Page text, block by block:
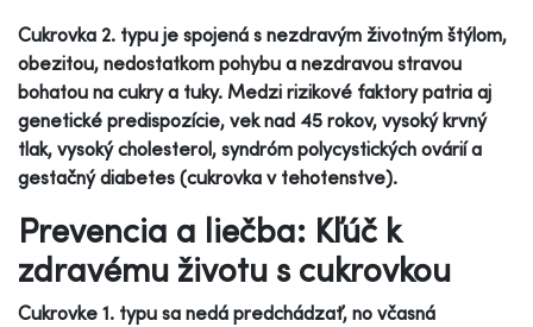
Cukrovka 2. typu je spojená s nezdravým životným štýlom,
obezitou, nedostatkom pohybu a nezdravou stravou
bohatou na cukry a tuky. Medzi rizikové faktory patria aj
genetické predispozície, vek nad 45 rokov, vysoký krvný
tlak, vysoký cholesterol, syndróm polycystických ovárií a
gestačný diabetes (cukrovka v tehotenstve).
Prevencia a liečba: Kľúč k
zdravému životu s cukrovkou
Cukrovke 1. typu sa nedá predchádzať, no včasná